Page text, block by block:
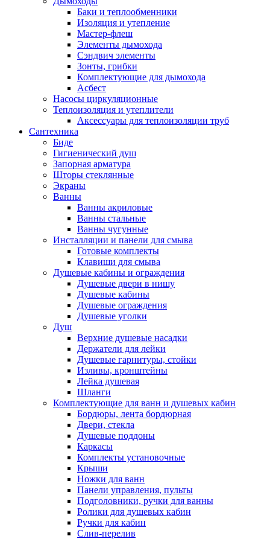
Баки и теплообменники
Изоляция и утепление
Мастер-флеш
Элементы дымохода
Сэндвич элементы
Зонты, грибки
Комплектующие для дымохода
Асбест
Насосы циркуляционные
Теплоизоляция и утеплители
Аксессуары для теплоизоляции труб
Сантехника
Биде
Гигиенический душ
Запорная арматура
Шторы стеклянные
Экраны
Ванны
Ванны акриловые
Ванны стальные
Ванны чугунные
Инсталляции и панели для смыва
Готовые комплекты
Клавиши для смыва
Душевые кабины и ограждения
Душевые двери в нишу
Душевые кабины
Душевые ограждения
Душевые уголки
Душ
Верхние душевые насадки
Держатели для лейки
Душевые гарнитуры, стойки
Изливы, кронштейны
Лейка душевая
Шланги
Комплектующие для ванн и душевых кабин
Бордюры, лента бордюрная
Двери, стекла
Душевые поддоны
Каркасы
Комплекты установочные
Крыши
Ножки для ванн
Панели управления, пульты
Подголовники, ручки для ванны
Ролики для душевых кабин
Ручки для кабин
Слив-перелив